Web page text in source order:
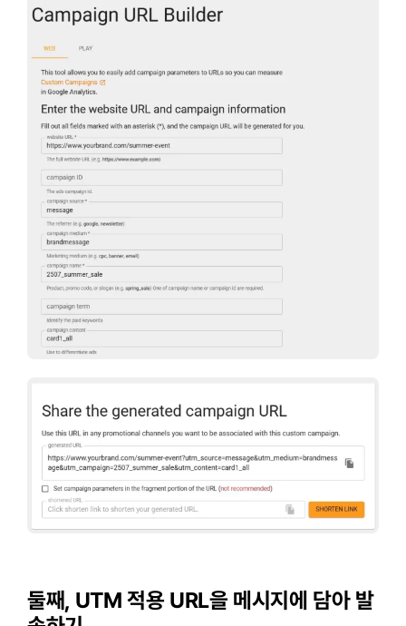
둘째, UTM 적용 URL을 메시지에 담아 발